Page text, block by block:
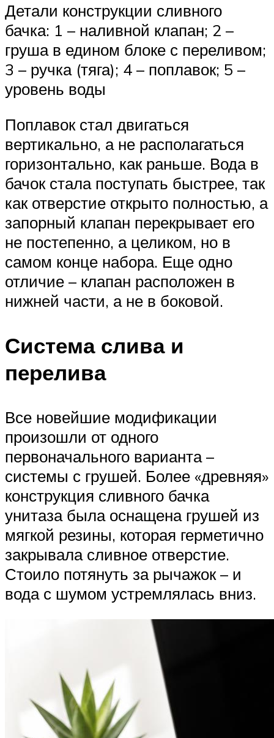
Детали конструкции сливного
бачка: 1 – наливной клапан; 2 –
груша в едином блоке с переливом;
3 – ручка (тяга); 4 – поплавок; 5 –
уровень воды
Поплавок стал двигаться
вертикально, а не располагаться
горизонтально, как раньше. Вода в
бачок стала поступать быстрее, так
как отверстие открыто полностью, а
запорный клапан перекрывает его
не постепенно, а целиком, но в
самом конце набора. Еще одно
отличие – клапан расположен в
нижней части, а не в боковой.
Система слива и
перелива
Все новейшие модификации
произошли от одного
первоначального варианта –
системы с грушей. Более «древняя»
конструкция сливного бачка
унитаза была оснащена грушей из
мягкой резины, которая герметично
закрывала сливное отверстие.
Стоило потянуть за рычажок – и
вода с шумом устремлялась вниз.